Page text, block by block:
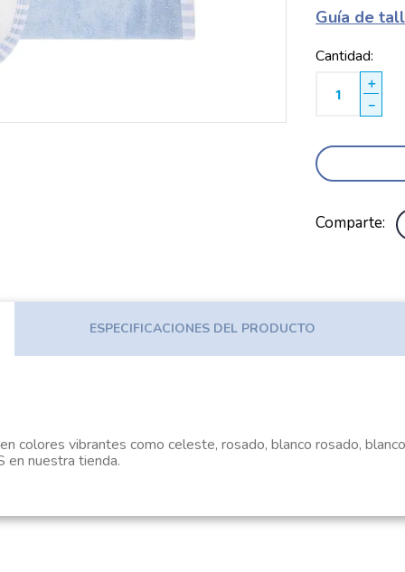
Guía de
Cantidad
＋
－
Comparte
ESPECIFICACIONES DEL PRODUCTO
colores vibrantes como celeste, rosado, blanco rosado,
nuestra tienda.